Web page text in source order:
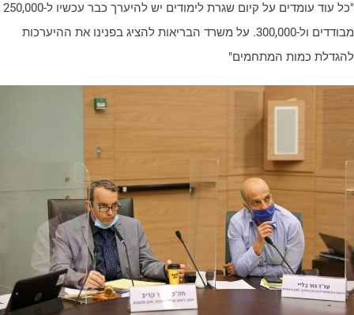
"כל עוד עומדים על קיום שגרת לימודים יש להיערך כבר עכשיו ל-250,000
מבודדים ול-300,000. על משרד הבריאות להציג בפנינו את ההיערכות
כמות המתחמים"